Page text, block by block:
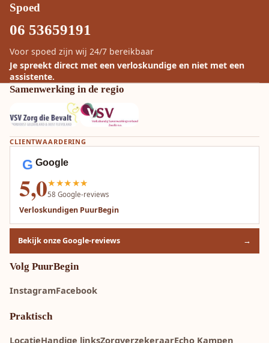
Spoed
06 53659191
Voor spoed zijn wij 24/7 bereikbaar
Je spreekt direct met een verloskundige en niet met een
assistente.
Samenwerking in de regio
CLIENTWAARDERING
G Google
5,0★★★★★
58 Google-reviews
Verloskundigen PuurBegin
Bekijk onze Google-reviews →
Volg PuurBegin
InstagramFacebook
Praktisch
LocatieHandige linksZorgverzekeraarEcho Kampen